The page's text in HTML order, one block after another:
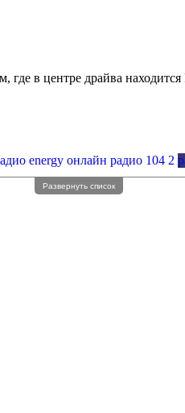
в центре драйва
energy онлайн радио 104 2
Развернуть список